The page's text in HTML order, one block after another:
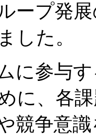
ープ発
した。
に参与
に、各
競争意